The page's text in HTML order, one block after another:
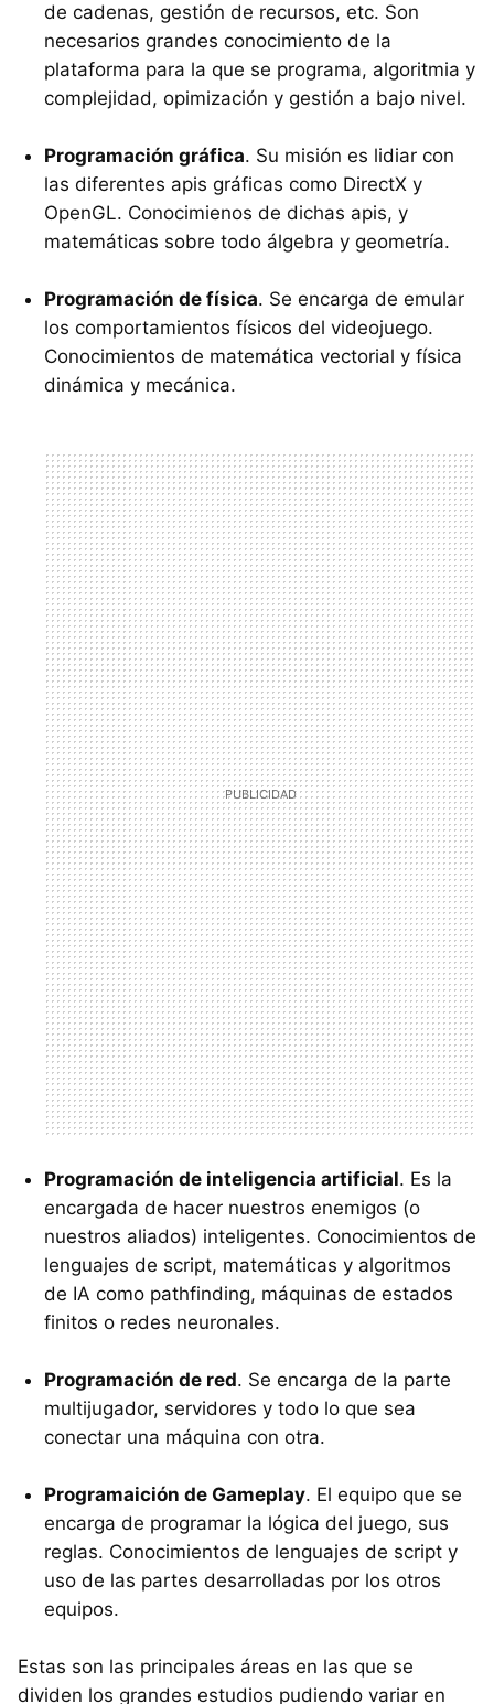
de cadenas, gestión de recursos, etc. Son
necesarios grandes conocimiento de la
plataforma para la que se programa, algoritmia y
complejidad, opimización y gestión a bajo nivel.
Programación gráfica. Su misión es lidiar con
las diferentes apis gráficas como DirectX y
OpenGL. Conocimienos de dichas apis, y
matemáticas sobre todo álgebra y geometría.
Programación de física. Se encarga de emular
los comportamientos físicos del videojuego.
Conocimientos de matemática vectorial y física
dinámica y mecánica.
Programación de inteligencia artificial. Es la
encargada de hacer nuestros enemigos (o
nuestros aliados) inteligentes. Conocimientos de
lenguajes de script, matemáticas y algoritmos
de IA como pathfinding, máquinas de estados
finitos o redes neuronales.
Programación de red. Se encarga de la parte
multijugador, servidores y todo lo que sea
conectar una máquina con otra.
Programaición de Gameplay. El equipo que se
encarga de programar la lógica del juego, sus
reglas. Conocimientos de lenguajes de script y
uso de las partes desarrolladas por los otros
equipos.
Estas son las principales áreas en las que se
dividen los grandes estudios pudiendo variar en